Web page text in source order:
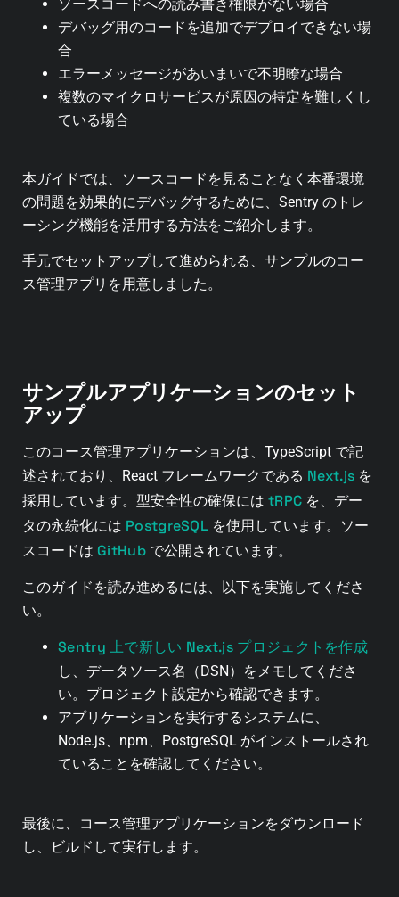
ソースコードへの読み書き権限がない場合
デバッグ用のコードを追加でデプロイできない場
合
エラーメッセージがあいまいで不明瞭な場合
複数のマイクロサービスが原因の特定を難しくし
ている場合
本ガイドでは、ソースコードを見ることなく本番環境
の問題を効果的にデバッグするために、Sentry のトレ
ーシング機能を活用する方法をご紹介します。
手元でセットアップして進められる、サンプルのコー
ス管理アプリを用意しました。
サンプルアプリケーションのセット
アップ
このコース管理アプリケーションは、TypeScript で記
述されており、React フレームワークである Next.js を
採用しています。型安全性の確保には tRPC を、デー
タの永続化には PostgreSQL を使用しています。ソー
スコードは GitHubで公開されています。
このガイドを読み進めるには、以下を実施してくださ
い。
Sentry 上で新しい Next.js プロジェクトを作成
し、データソース名（DSN）をメモしてくださ
い。プロジェクト設定から確認できます。
アプリケーションを実行するシステムに、
Node.js、npm、PostgreSQL がインストールされ
ていることを確認してください。
最後に、コース管理アプリケーションをダウンロード
し、ビルドして実行します。